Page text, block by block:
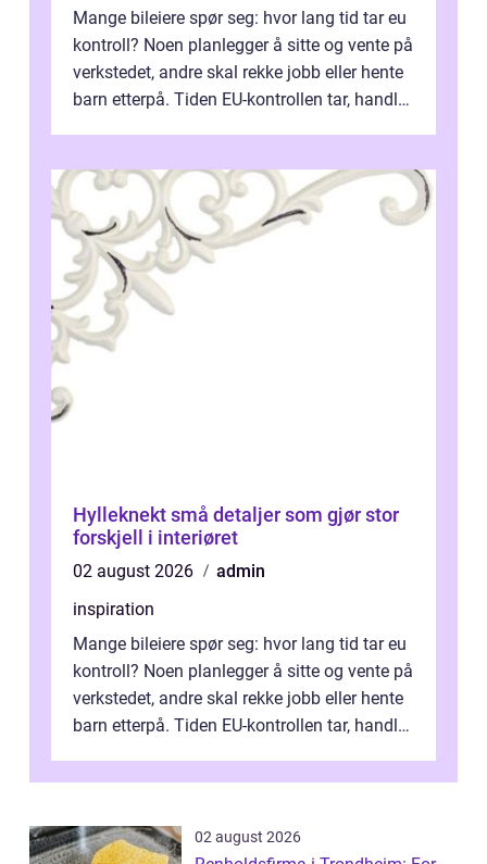
Mange bileiere spør seg: hvor lang tid tar eu
kontroll? Noen planlegger å sitte og vente på
verkstedet, andre skal rekke jobb eller hente
barn etterpå. Tiden EU-kontrollen tar, handler
Hylleknekt små detaljer som gjør stor
forskjell i interiøret
02 august 2026
admin
inspiration
Mange bileiere spør seg: hvor lang tid tar eu
kontroll? Noen planlegger å sitte og vente på
verkstedet, andre skal rekke jobb eller hente
barn etterpå. Tiden EU-kontrollen tar, handler
02 august 2026